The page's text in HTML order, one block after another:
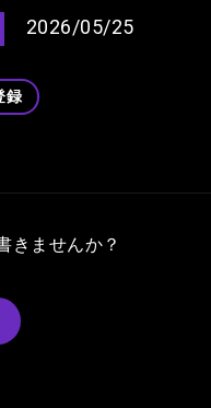
2026/05/25
録
きませんか？